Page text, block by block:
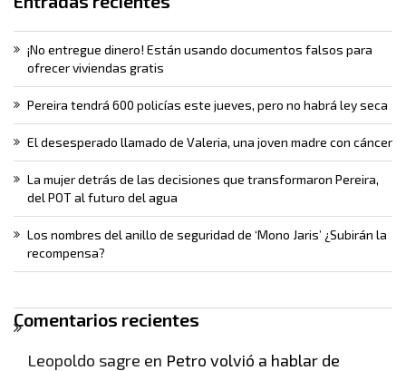
¡No entregue dinero! Están usando documentos falsos para
ofrecer viviendas gratis
Pereira tendrá 600 policías este jueves, pero no habrá ley seca
El desesperado llamado de Valeria, una joven madre con cáncer
La mujer detrás de las decisiones que transformaron Pereira,
del POT al futuro del agua
Los nombres del anillo de seguridad de ‘Mono Jaris’ ¿Subirán la
recompensa?
Comentarios recientes
Leopoldo sagre en Petro volvió a hablar de